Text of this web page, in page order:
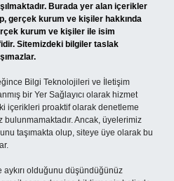
Burada yer alan içerikler
gerçek kurum ve kişiler hakkında
kurum ve kişiler ile isim
Sitemizdeki bilgiler taslak
Bilgi Teknolojileri ve İletişim
bir Yer Sağlayıcı olarak hizmet
içerikleri proaktif olarak denetleme
bulunmamaktadır. Ancak, üyelerimiz
taşımakta olup, siteye üye olarak bu
olduğunu düşündüğünüz